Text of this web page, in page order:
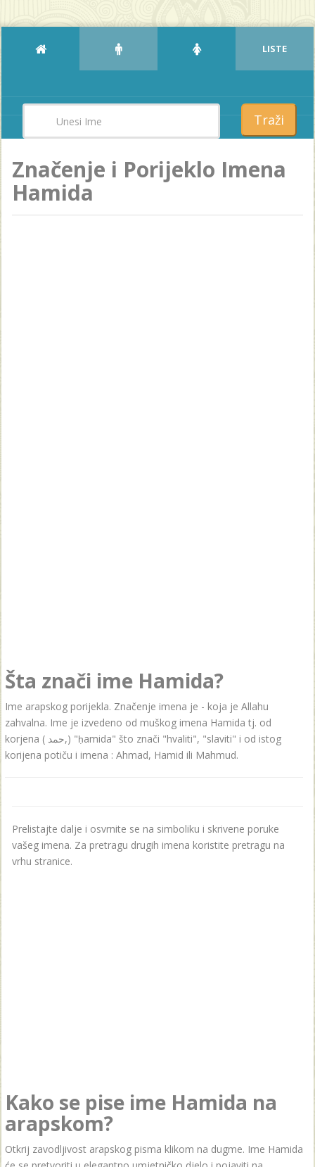
LISTE
Traži
Značenje i Porijeklo Imena
Hamida
Šta znači ime Hamida?
Ime arapskog porijekla. Značenje imena je - koja je Allahu
zahvalna. Ime je izvedeno od muškog imena Hamida tj. od
korjena ( ‏حمد‎,) "ḥamida" što znači "hvaliti", "slaviti" i od istog
korijena potiču i imena : Ahmad, Hamid ili Mahmud.
Prelistajte dalje i osvrnite se na simboliku i skrivene poruke
vašeg imena. Za pretragu drugih imena koristite pretragu na
vrhu stranice.
Kako se pise ime Hamida na
arapskom?
Otkrij zavodljivost arapskog pisma klikom na dugme. Ime Hamida